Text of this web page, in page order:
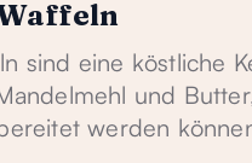
sind eine köstliche
und
werden